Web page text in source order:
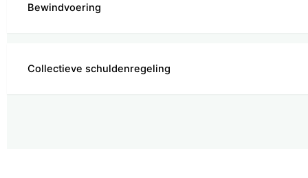
Bewindvoering
Collectieve schuldenregeling